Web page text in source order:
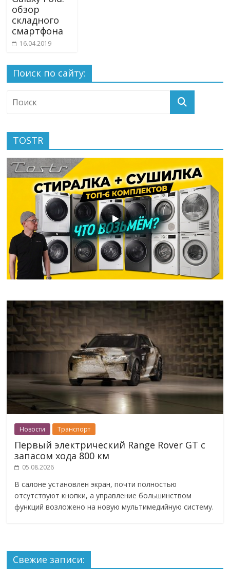
обзор
складного
смартфона
16.04.2019
Поиск по сайту:
TOSTR
Новости Транспорт
Первый электрический Range Rover GT с
запасом хода 800 км
05.08.2026
В салоне установлен экран, почти полностью
отсутствуют кнопки, а управление большинством
функций возложено на новую мультимедийную систему.
Свежие записи: